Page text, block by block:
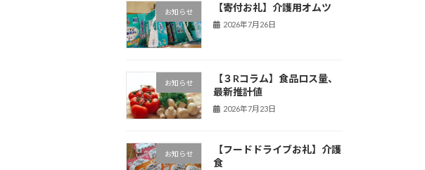
お知らせ 【寄付お礼】介護用オムツ
2026年7月26日
お知らせ
【３Rコラム】食品ロス量、
最新推計値
2026年7月23日
お知らせ
【フードドライブお礼】介護
食